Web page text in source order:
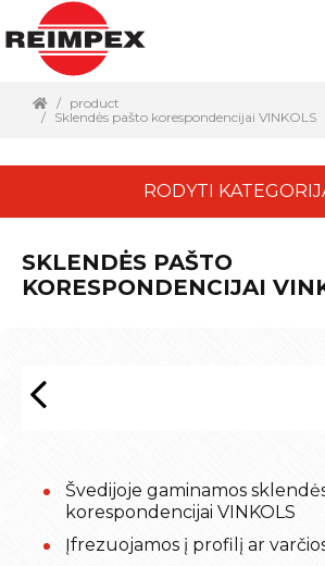
product
Sklendės pašto korespondencijai VINKOLS
RODYTI
SKLENDĖS PAŠTO
KORESPONDENCIJAI
Švedijoje gaminamos
korespondencijai VINKOLS
Įfrezuojamos į profilį ar